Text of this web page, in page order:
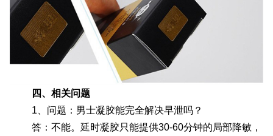
四、相关问题
1、问题：男士凝胶能完全解决早泄吗？
答：不能。延时凝胶只能提供30-60分钟的局部降敏，